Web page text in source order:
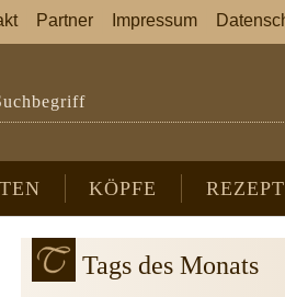
KÖPFE
Partner Impressum
Tags des Monats